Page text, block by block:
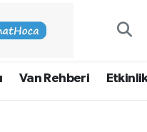
Van Rehberi